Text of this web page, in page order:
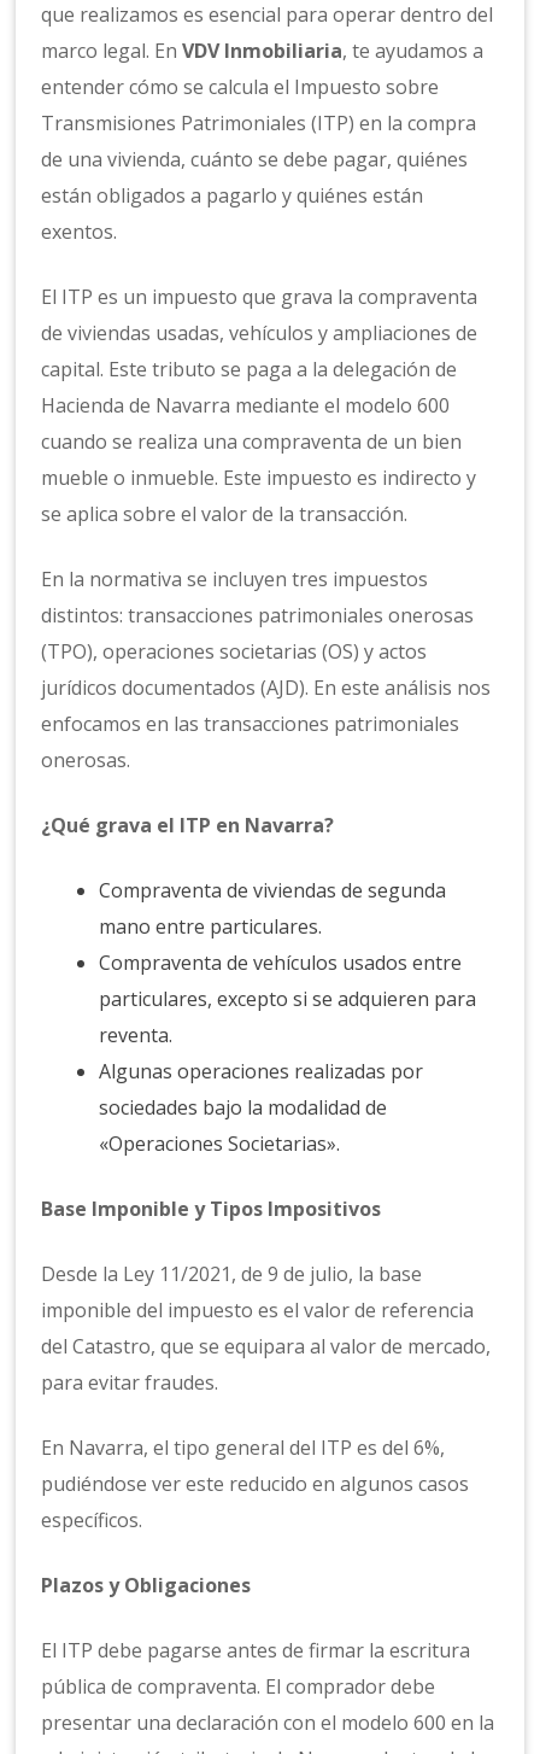
que realizamos es esencial para operar dentro del
marco legal. EnVDV Inmobiliaria, te ayudamos a
entender cómo se calcula el Impuesto sobre
Transmisiones Patrimoniales (ITP) en la compra
de una vivienda, cuánto se debe pagar, quiénes
están obligados a pagarlo y quiénes están
exentos.
El ITP es un impuesto que grava la compraventa
de viviendas usadas, vehículos y ampliaciones de
capital. Este tributo se paga a la delegación de
Hacienda de Navarra mediante el modelo 600
cuando se realiza una compraventa de un bien
mueble o inmueble. Este impuesto es indirecto y
se aplica sobre el valor de la transacción.
En la normativa se incluyen tres impuestos
distintos: transacciones patrimoniales onerosas
(TPO), operaciones societarias (OS) y actos
jurídicos documentados (AJD). En este análisis nos
enfocamos en las transacciones patrimoniales
onerosas.
¿Qué grava el ITP en Navarra?
Compraventa de viviendas de segunda
mano entre particulares.
Compraventa de vehículos usados entre
particulares, excepto si se adquieren para
reventa.
Algunas operaciones realizadas por
sociedades bajo la modalidad de
«Operaciones Societarias».
Base Imponible y Tipos Impositivos
Desde la Ley 11/2021, de 9 de julio, la base
imponible del impuesto es el valor de referencia
del Catastro, que se equipara al valor de mercado,
para evitar fraudes.
En Navarra, el tipo general del ITP es del 6%,
pudiéndose ver este reducido en algunos casos
específicos.
Plazos y Obligaciones
El ITP debe pagarse antes de firmar la escritura
pública de compraventa. El comprador debe
presentar una declaración con el modelo 600 en la